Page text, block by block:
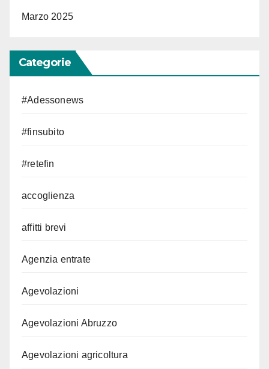
Marzo 2025
Categorie
#Adessonews
#finsubito
#retefin
accoglienza
affitti brevi
Agenzia entrate
Agevolazioni
Agevolazioni Abruzzo
Agevolazioni agricoltura